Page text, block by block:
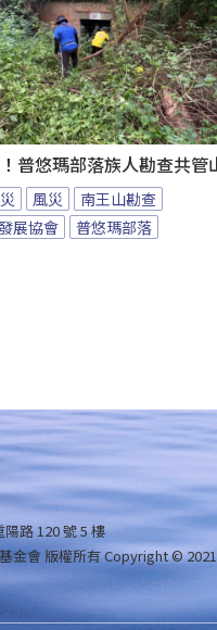
普悠瑪部落族人勘查共管
風災
南王山勘查
展協會
普悠瑪部落
路 120 號 5 樓
金會 版權所有Copyright ©